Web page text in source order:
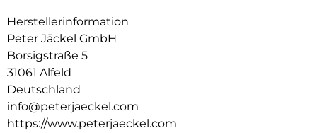
Herstellerinformation
Peter Jäckel GmbH
Borsigstraße 5
31061 Alfeld
Deutschland
info@peterjaeckel.com
https://www.peterjaeckel.com